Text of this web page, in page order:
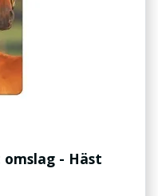
- Häst